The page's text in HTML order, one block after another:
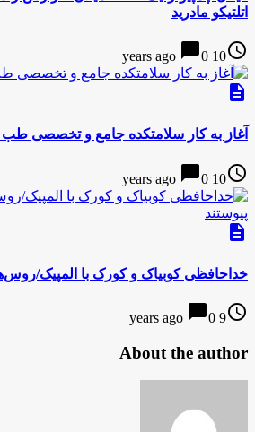
اتلتیکو مادرید
access_time
10 years ago
chat_bubble0
description
آغاز به کار سلامتکده جامع و تخصصی
access_time
10 years ago
chat_bubble0
description
خداحافظی کوبیاک و کورک با المپیک/
access_time
9 years ago
chat_bubble0
About the author